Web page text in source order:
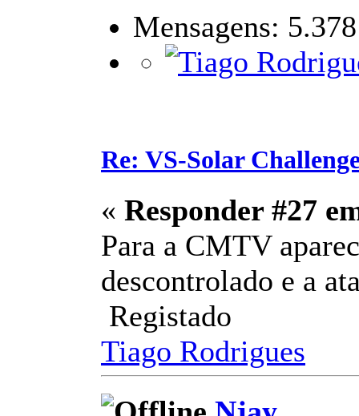
Mensagens: 5.378
Re: VS-Solar
« Responder #27
Para a CMTV
descontrolado e a
Registado
Tiago Rodrigues